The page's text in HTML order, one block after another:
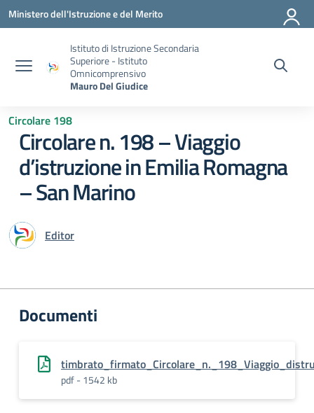
Vai ai contenuti
Vai al menu di navigazione
Vai al footer
Ministero dell'Istruzione e del Merito
Istituto di Istruzione Secondaria
Superiore - Istituto
Omnicomprensivo
Mauro Del Giudice
Circolare 198
Circolare n. 198 – Viaggio
d’istruzione in Emilia Romagna
– San Marino
Editor
Documenti
pdf - 1542 kb